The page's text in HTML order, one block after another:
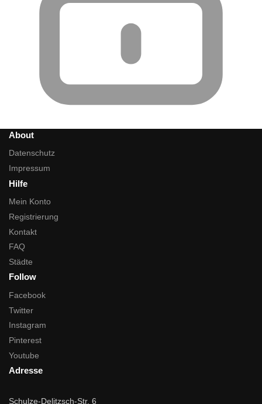
About
Datenschutz
Impressum
Hilfe
Mein Konto
Registrierung
Kontakt
FAQ
Städte
Follow
Facebook
Twitter
Instagram
Pinterest
Youtube
Adresse
Schulze-Delitzsch-Str. 6